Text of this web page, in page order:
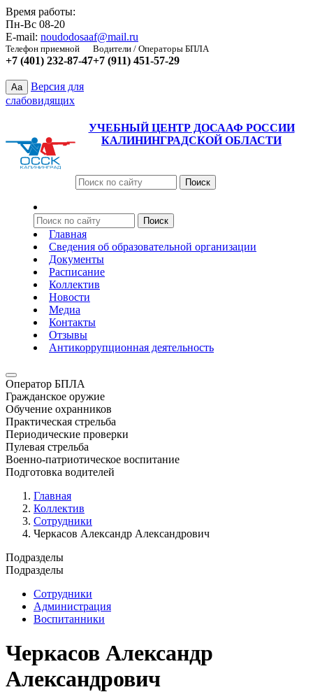
Время работы:
Пн-Вс 08-20
E-mail: noudodosaaf@mail.ru
Телефон приемной
+7 (401) 232-87-47
Водители / Операторы БПЛА
+7 (911) 451-57-29
Aa
Версия для
слабовидящих
УЧЕБНЫЙ ЦЕНТР ДОСААФ РОССИИ
КАЛИНИНГРАДСКОЙ ОБЛАСТИ
Главная
Сведения об образовательной организации
Документы
Расписание
Коллектив
Новости
Медиа
Контакты
Отзывы
Антикоррупционная деятельность
Оператор БПЛА
Гражданское оружие
Обучение охранников
Практическая стрельба
Периодические проверки
Пулевая стрельба
Военно-патриотическое воспитание
Подготовка водителей
Главная
Коллектив
Сотрудники
Черкасов Александр Александрович
Подразделы
Подразделы
Сотрудники
Администрация
Воспитанники
Черкасов Александр
Александрович